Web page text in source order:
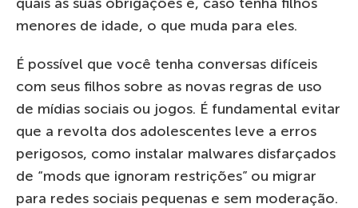
menores de idade, o que muda para eles.
É possível que você tenha conversas difíceis
com seus filhos sobre as novas regras de uso
de mídias sociais ou jogos. É fundamental evitar
que a revolta dos adolescentes leve a erros
perigosos, como instalar malwares disfarçados
de “mods que ignoram restrições” ou migrar
para redes sociais pequenas e sem moderação.